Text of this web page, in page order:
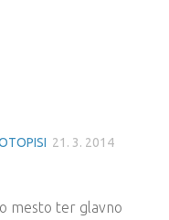
21. 3. 2014
mesto ter glavno